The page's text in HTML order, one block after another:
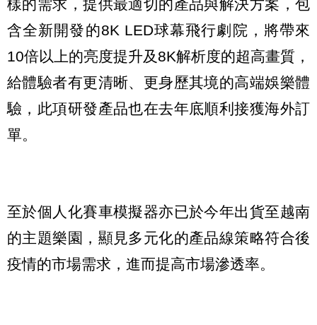
樣的需求，提供最適切的產品與解決方案，包
含全新開發的8K LED球幕飛行劇院，將帶來
10倍以上的亮度提升及8K解析度的超高畫質，
給體驗者有更清晰、更身歷其境的高端娛樂體
驗，此項研發產品也在去年底順利接獲海外訂
單。
至於個人化賽車模擬器亦已於今年出貨至越南
的主題樂園，顯見多元化的產品線策略符合後
疫情的市場需求，進而提高市場滲透率。